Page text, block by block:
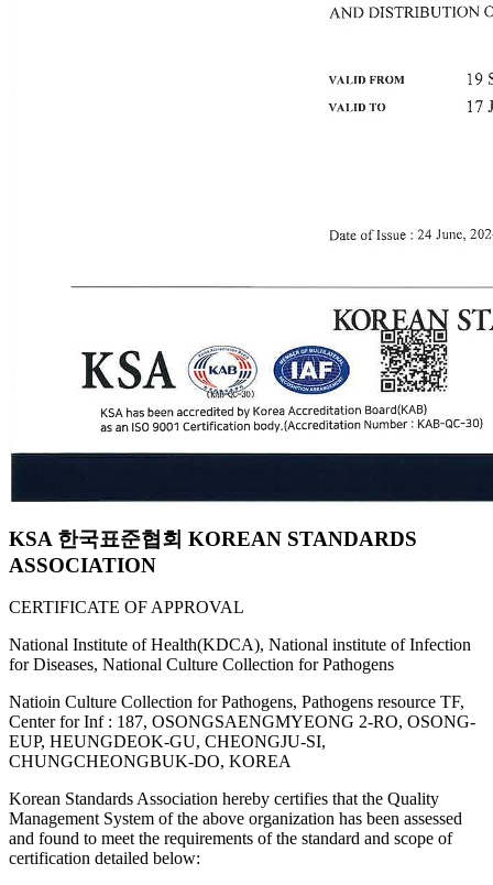
KSA 한국표준협회 KOREAN STANDARDS
ASSOCIATION
CERTIFICATE OF APPROVAL
National Institute of Health(KDCA), National institute of Infection
for Diseases, National Culture Collection for Pathogens
Natioin Culture Collection for Pathogens, Pathogens resource TF,
Center for Inf : 187, OSONGSAENGMYEONG 2-RO, OSONG-
EUP, HEUNGDEOK-GU, CHEONGJU-SI,
CHUNGCHEONGBUK-DO, KOREA
Korean Standards Association hereby certifies that the Quality
Management System of the above organization has been assessed
and found to meet the requirements of the standard and scope of
certification detailed below: